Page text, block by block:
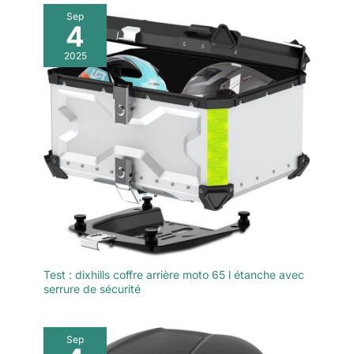
aux détails, avec des
coutures serrées, des
bords et une
doublure améliorés,
et la conception du
rabat pour empêcher
les articles de tomber
pendant la conduite.
La doublure en
mousse EVA assure
une forte capacité de
charge et maintient la
forme des sacs
même lorsqu'ils sont
vides. 【Stable et
sûre】Avec des
sacoche de selle de
s'adapte à la plupart des tailles
de sièges de passager,
assurant la stabilité et la
sécurité même à grande
vitesse. La serrure à
combinaison pour une
protection ultime contre le vol
de vos objets de valeur, gardant
vos biens en sécurité.
Sep
4
2025
Test : dixhills coffre arrière moto 65 l étanche avec
serrure de sécurité
Sep